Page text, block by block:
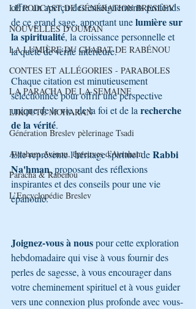
LE PODCAST DE GÉNÉRATION BRESLEV
NOUVELLES D'OUMAN
LA LUMIÈRE DU CHABAT DE RABÉNOU
CONTES ET ALLÉGORIES - PARABOLES
LA PARACHA DE LA SEMAINE
LIKOUTÉ MOHARAN
Génération Breslev pèlerinage Tsadi
Avraham Avinou, épreuves d’Avraham
Paracha & Rabénou
L’Encyclopédie Breslev
offre un aperçu des enseignements profonds
de ce grand sage, apportant une lumière sur
la spiritualité, la croissance personnelle et
la quête de vérité intérieure.
Chaque citation est minutieusement
sélectionnée pour offrir une perspective
unique de la vie, de la foi et de la recherche
de la vérité.
Elle représente l'héritage spirituel de Rabbi
Na'hman, proposant des réflexions
inspirantes et des conseils pour une vie
épanouie.
Joignez-vous à nous pour cette exploration
hebdomadaire qui vise à vous fournir des
perles de sagesse, à vous encourager dans
votre cheminement spirituel et à vous guider
vers une connexion plus profonde avec vous-